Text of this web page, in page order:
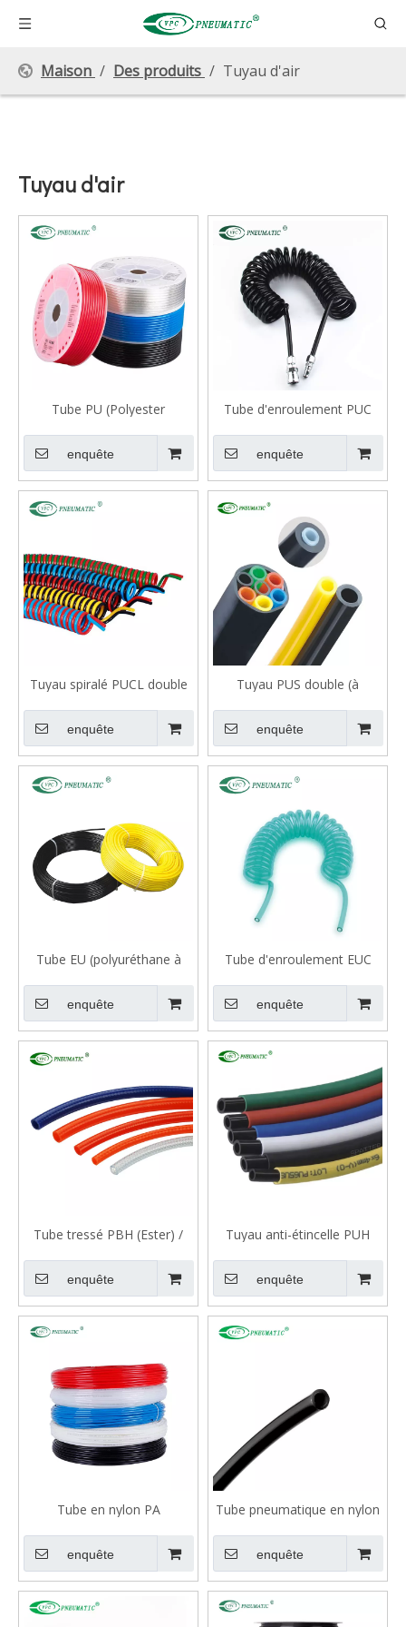
Maison / Des produits / Tuyau d'air
Tuyau d'air
Tube PU (Polyester
enquête
Tube d'enroulement PUC
enquête
Tuyau spiralé PUCL double
enquête
Tuyau PUS double (à
groupé
enquête
Tube EU (polyuréthane à
alimentaire, qualité
médicale)
enquête
Tube d'enroulement EUC
enquête
Tube tressé PBH (Ester) /
enquête
Tuyau anti-étincelle PUH
enquête
Tube en nylon PA
enquête
Tube pneumatique en nylon
enquête